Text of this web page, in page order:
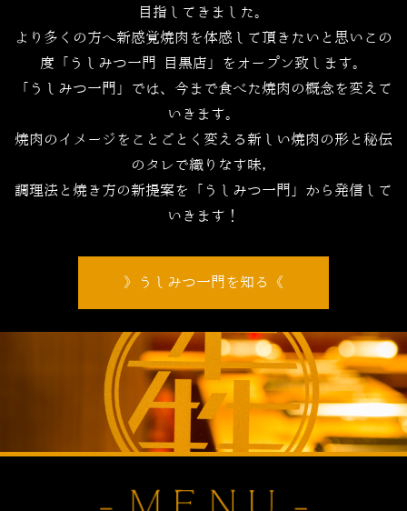
目指してきました。
より多くの方へ新感覚焼肉を体感して頂きたいと思いこの
度「うしみつ一門 目黒店」をオープン致します。
「うしみつ一門」では、今まで食べた焼肉の概念を変えて
いきます。
焼肉のイメージをことごとく変える新しい焼肉の形と秘伝
のタレで織りなす味，
調理法と焼き方の新提案を「うしみつ一門」から発信して
いきます！
うしみつ一門を知る